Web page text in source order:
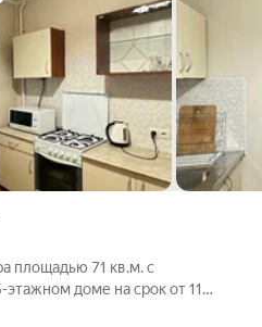
площадью 71 кв.м. с
доме на срок от 11